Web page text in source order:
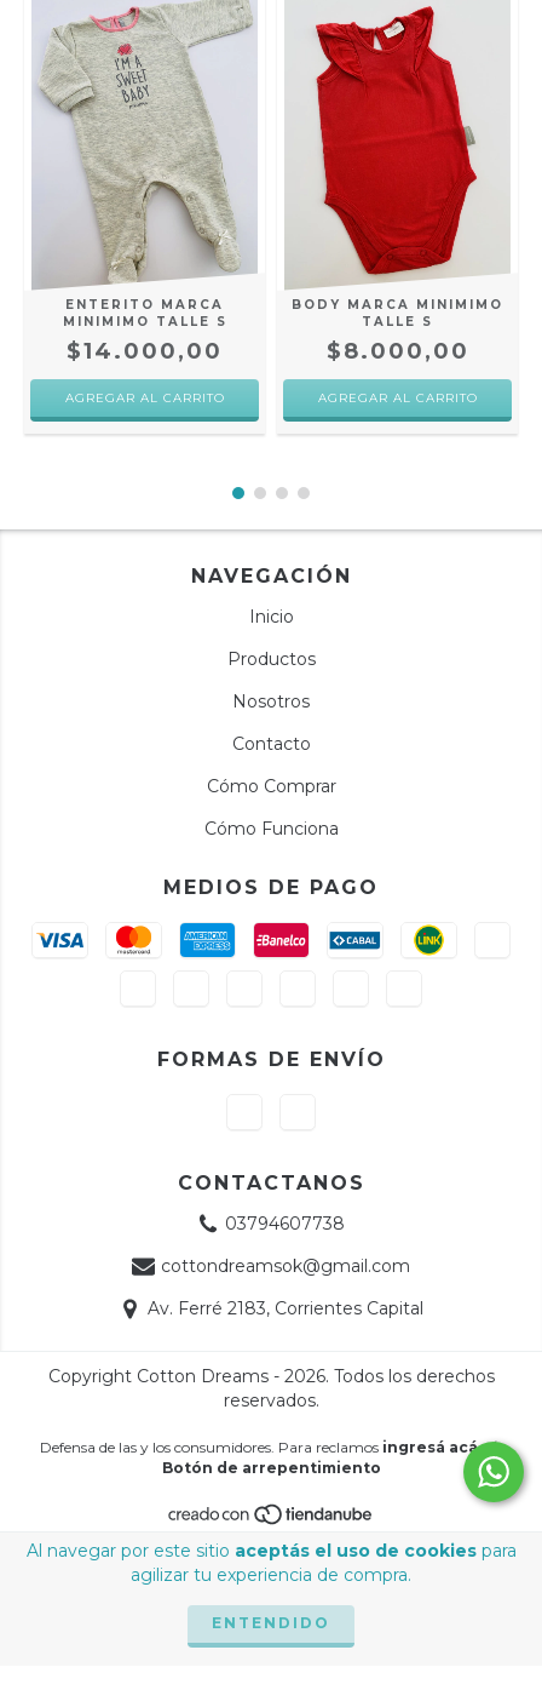
Al navegar por este sitio aceptás el uso de cookiespara
agilizar tu experiencia de compra.
ENTENDIDO
ENTERITO MARCA
MINIMIMO TALLE S
$14.000,00
BODY MARCA MINIMIMO
TALLE S
$8.000,00
NAVEGACIÓN
Inicio
Productos
Nosotros
Contacto
Cómo Comprar
Cómo Funciona
MEDIOS DE PAGO
FORMAS DE ENVÍO
CONTACTANOS
03794607738
cottondreamsok@gmail.com
Av. Ferré 2183, Corrientes Capital
Copyright Cotton Dreams - 2026. Todos los derechos
reservados.
Defensa de las y los consumidores. Para reclamos ingresá acá. /
Botón de arrepentimiento